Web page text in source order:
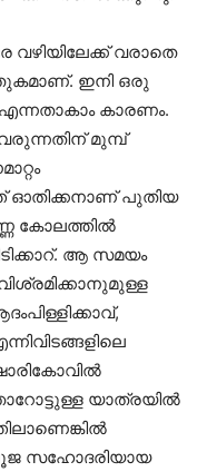
വരാതെ
ഇനി ഒരു
കാരണം.
മുമ്പ്
ഓതിക്കനാണ് പുതിയ
കോലത്തിൽ
ആ സമയം
യാത്രയിൽ
സഹോദരിയായ